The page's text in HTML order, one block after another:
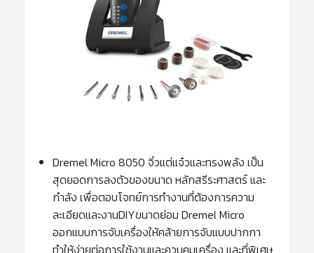
Dremel Micro 8050 จิ๋วแต่แจ๋วและทรงพลัง เป็น
สุดยอดการลงตัวของขนาด หลักสรีระศาสตร์ และ
กำลัง เพื่อตอบโจทย์การทำงานที่ต้องการความ
ละเอียดและงานDIYขนาดย่อม Dremel Micro
ออกแบบการจับเครื่องให้คล้ายการจับแบบปากกา
ทำให้ง่ายต่อการใช้งานและควบคุมเครื่อง และที่พิเศษ